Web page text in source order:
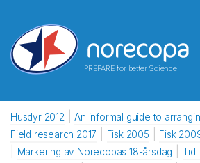
PREPARE for better Science
Husdyr 2012
An informal guide to
Field research 2017
Fisk 2005 Fisk
Markering av Norecopas 18-årsdag